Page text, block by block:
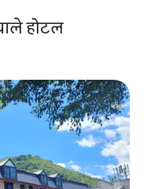
होटल